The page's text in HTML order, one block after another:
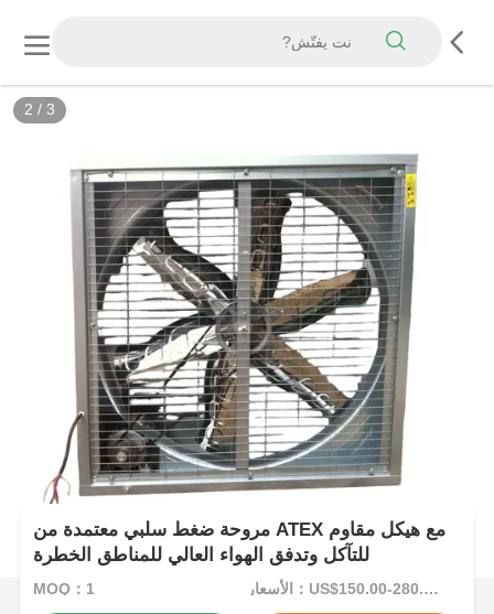
2 / 3
مروحة ضغط سلبي معتمدة من ATEX مع هيكل مقاوم
للتآكل وتدفق الهواء العالي للمناطق الخطرة
MOQ：1 الأسعار：US$150.00-280.00